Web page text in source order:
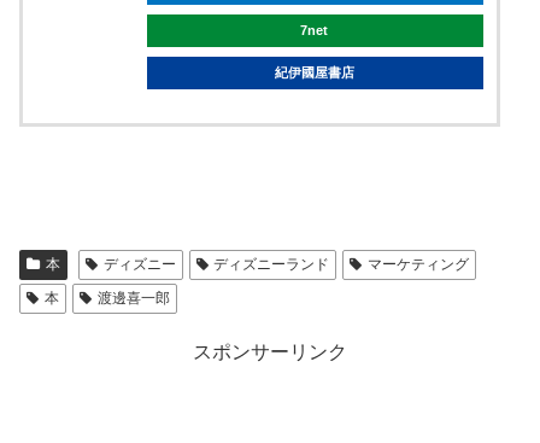
7net
紀伊國屋書店
本 ディズニー ディズニーランド
マーケティング
本
渡邊喜一郎
スポンサーリンク